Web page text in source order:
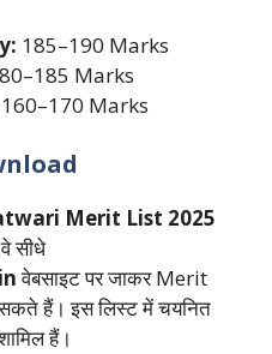
185–190 Marks
Marks
160–170 Marks
Merit List 2025
सीधे
वेबसाइट पर जाकर Merit
हैं। इस लिस्ट में चयनित
हैं।